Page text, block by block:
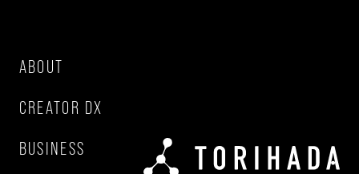
ABOUT
CREATOR DX
BUSINESS